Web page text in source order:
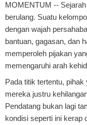
MOMENTUM --
berulang. Suatu
dengan wajah
bantuan, gagasan, dan
memperoleh pijakan
memengaruhi arah
Pada titik tertentu,
mereka justru
Pendatang bukan lagi
kondisi seperti ini kerap